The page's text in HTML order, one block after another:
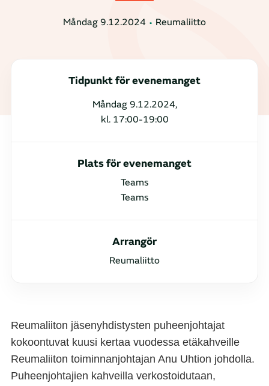
Måndag 9.12.2024 Reumaliitto
Tidpunkt för evenemanget
Måndag 9.12.2024,
kl. 17:00-19:00
Plats för evenemanget
Teams
Teams
Arrangör
Reumaliitto
Reumaliiton jäsenyhdistysten puheenjohtajat
kokoontuvat kuusi kertaa vuodessa etäkahveille
Reumaliiton toiminnanjohtajan Anu Uhtion johdolla.
Puheenjohtajien kahveilla verkostoidutaan,